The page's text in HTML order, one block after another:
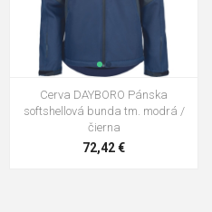
Cerva DAYBORO Pánska
softshellová bunda tm. modrá /
čierna
72,42 €